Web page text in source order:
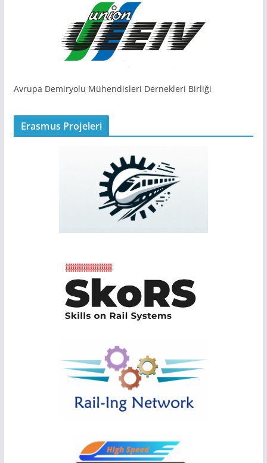
Avrupa Demiryolu Mühendisleri Dernekleri Birliği
Erasmus Projeleri